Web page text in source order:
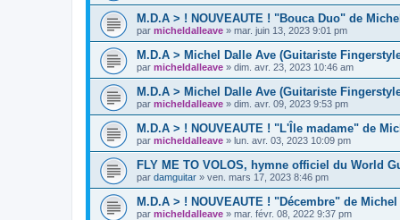
M.D.A > ! NOUVEAUTE ! "Bouca Duo" de
par micheldalleave » mar. juin 13, 2023 9:01 pm
M.D.A > Michel Dalle Ave (Guitariste
par micheldalleave » dim. avr. 23, 2023 10:46 am
M.D.A > Michel Dalle Ave (Guitariste
par micheldalleave » dim. avr. 09, 2023 9:53 pm
M.D.A > ! NOUVEAUTE ! "L'Île madame" de
par micheldalleave » lun. avr. 03, 2023 10:09 pm
FLY ME TO VOLOS, hymne officiel du World
par damguitar » ven. mars 17, 2023 8:46 pm
M.D.A > ! NOUVEAUTE ! "Décembre" de
par micheldalleave » mar. févr. 08, 2022 9:37 pm